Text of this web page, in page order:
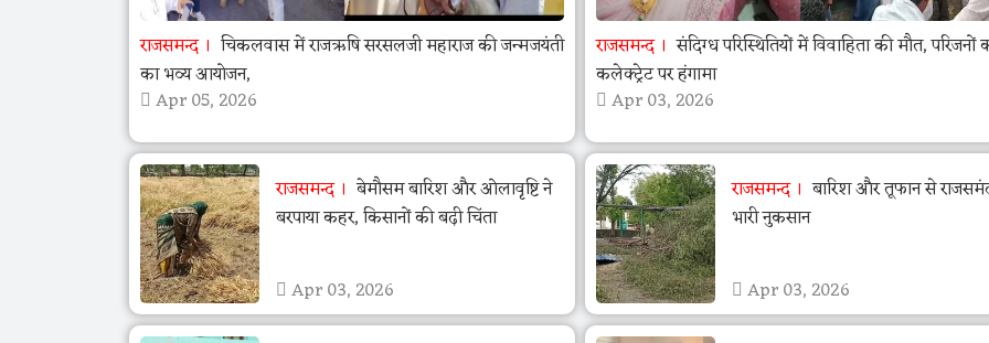
राजसमन्द
चिकलवास में राजऋषि सरसलजी महाराज की जन्मजयंती
का भव्य आयोजन,
Apr 05, 2026
राजसमन्द
संदिग्ध परिस्थितियों में विवाहिता की मौत, परिजनों
कलेक्ट्रेट पर हंगामा
Apr 03, 2026
राजसमन्द
बेमौसम बारिश और ओलावृष्टि ने
बरपाया कहर, किसानों की बढ़ी चिंता
Apr 03, 2026
राजसमन्द
बारिश और तूफान से
भारी नुकसान
Apr 03, 2026